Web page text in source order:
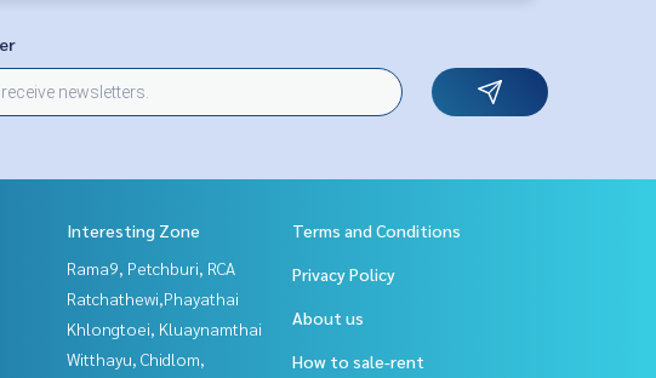
Interesting Zone
Rama9, Petchburi, RCA
Ratchathewi,Phayathai
Khlongtoei, Kluaynamthai
Witthayu, Chidlom,
Terms and Conditions
Privacy Policy
About us
How to sale-rent